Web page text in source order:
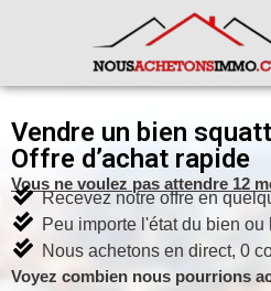
Vendre un bien
Offre d’achat rapide
Vous ne voulez pas attendre 12
Recevez notre offre en
Peu importe l'état du bien ou
Nous achetons en direct, 0
Voyez combien nous pourrions